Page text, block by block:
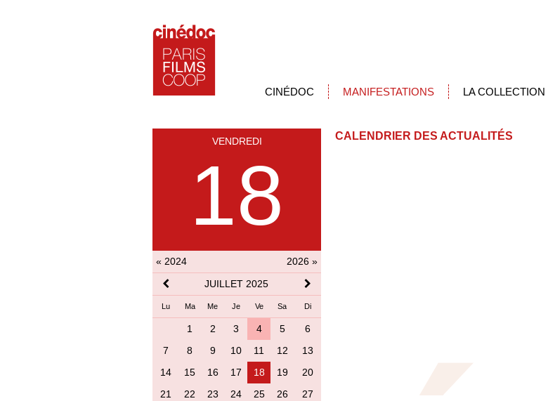
CINÉDOC MANIFESTATIONS LA COLLECTION
VENDREDI
18
« 2024
2026 »
JUILLET 2025
Lu Ma Me Je Ve Sa Di
1 2 3 4 5
6
7
8 9 10 11 12
13
14
15 16 17 18 19
20
21
22 23 24 25 26
27
CALENDRIER DES ACTUALITÉS